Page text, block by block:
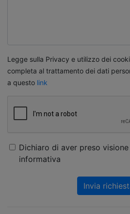
Legge sulla Privacy e utilizzo dei
completa al trattamento dei dati
a questo link
Dichiaro di aver preso
informativa
Invia